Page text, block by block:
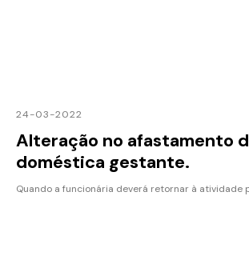
24-03-2022
Alteração no afastamento
doméstica gestante.
Quando a funcionária deverá retornar à atividade